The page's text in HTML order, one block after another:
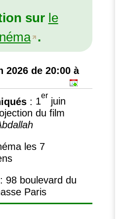
sur le
.
2026 de 20:00 à
: 1
er
juin
du film
les 7
98 boulevard du
Paris